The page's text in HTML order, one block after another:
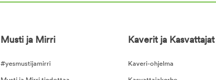
Musti ja Mirri
#yesmustijamirri
Kaverit ja Kasvattajat
Kaveri-ohjelma